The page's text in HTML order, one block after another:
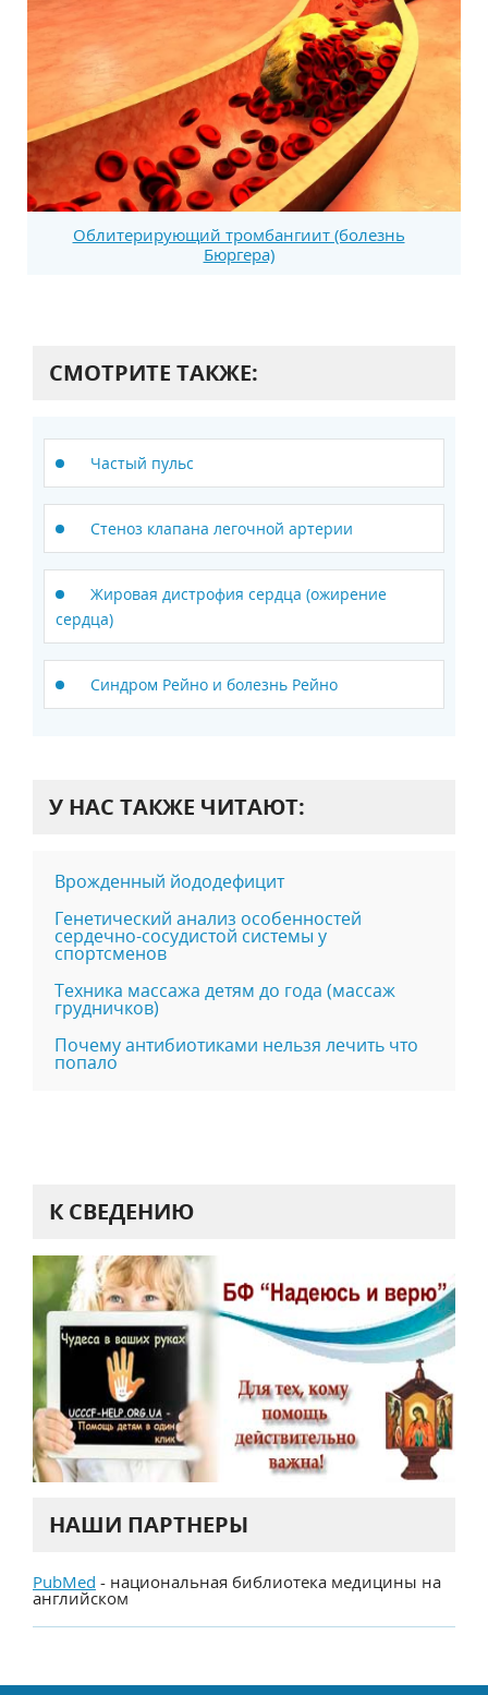
Облитерирующий тромбангиит (болезнь
Бюргера)
СМОТРИТЕ ТАКЖЕ:
Частый пульс
Стеноз клапана легочной артерии
Жировая дистрофия сердца (ожирение
сердца)
Синдром Рейно и болезнь Рейно
У НАС ТАКЖЕ ЧИТАЮТ:
Врожденный йододефицит
Генетический анализ особенностей
сердечно-сосудистой системы у
спортсменов
Техника массажа детям до года (массаж
грудничков)
Почему антибиотиками нельзя лечить что
попало
К СВЕДЕНИЮ
НАШИ ПАРТНЕРЫ
PubMed - национальная библиотека медицины на
английском